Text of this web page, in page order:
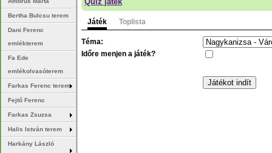
Játék Toplista
Téma:
Időre menjen a játék?
Bertha Bulcsu terem
Dani Ferenc
emlékterem
Fa Ede
emlékolvasóterem
Farkas Ferenc terem
Fejtő Ferenc
Farkas Zsuzsa
Halis István terem
Harkány László